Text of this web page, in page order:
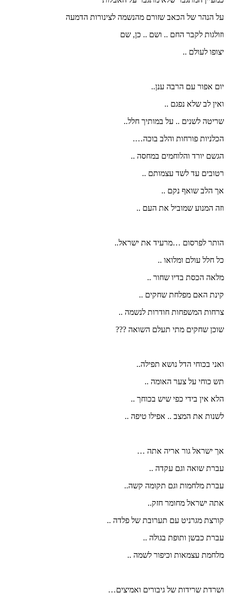
על הנהר של הכאב שזורם מהנשמה לצינורות הדמעה
וזולגות לקבר החם .. ושם .. כן, שם
יצופו לעולם ..
יום אפור עם הרבה ענן..
ואין לב שלא נפגם ..
שריטה לשנים .. על במותיך חלל..
הכלניות פורחות והלב בוכה….
הגשם יורד והלוחמים במחסה ..
רטובים עד לשד עצמותם ..
אך הלב שואף נקם ..
וזה המנוע שמוביל את העם ..
הותר לפרסום …מרעיד את ישראל..
כל חלל עולם ומלואו ..
מלאה הכסת בדיו שחור ..
קינת האם מפלחת שחקים ..
צרחות המשפחות חודרות לנשמה ..
שוכן שחקים מתי תעלם השואה ???
ואני בכוחי הדל נושא תפילה..
תש כוחי על צער האומה ..
הלא אין בידי כפי שיש בכוחך ..
לשנות את המצב .. אפילו טיפה ..
אך ישראל גור אריה אתה …
עברת שואה וגם עקדה ..
עברת מלחמות וגם תקומה קשה..
אתה ישראל מחומר חזק..
קורצת מגרניט עם תערובת של פלדה ..
עברת כבשן ותופת בגולה ..
מלחמת עצמאות וכיפור לשמה ..
ושרדת שרידות של גיבורים ואמיצים…